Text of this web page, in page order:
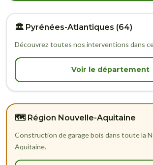
🏛️ Pyrénées-Atlantiques (64)
Découvrez toutes nos interventions dans
Voir le département
🗺️ Région Nouvelle-Aquitaine
Construction de garage bois dans toute la
Aquitaine.